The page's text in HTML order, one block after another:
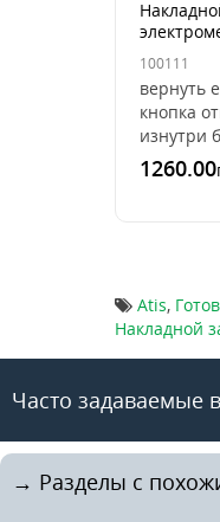
замок Atis
(нерж)
100111
вернуть
кнопка
изнутри
из
1260.00
Atis,
Накладной
Часто задаваемые
→ Разделы с